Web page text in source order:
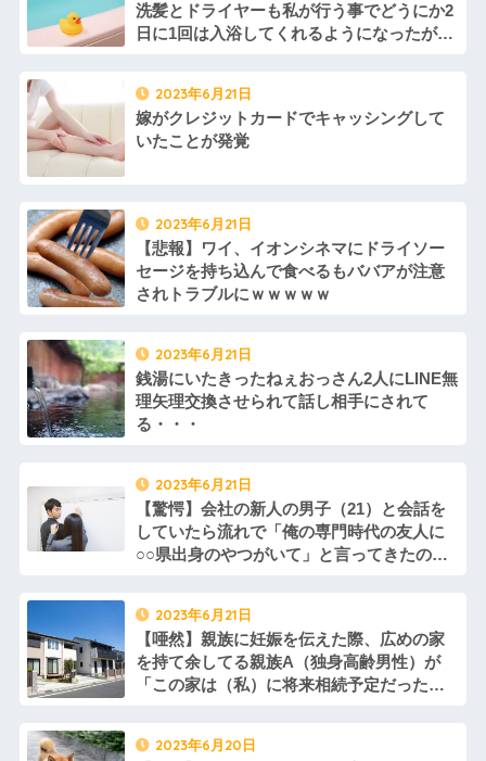
洗髪とドライヤーも私が行う事でどうにか2
日に1回は入浴してくれるようになったが、
2023年6月21日
嫁がクレジットカードでキャッシングして
いたことが発覚
2023年6月21日
【悲報】ワイ、イオンシネマにドライソー
セージを持ち込んで食べるもババアが注意
されトラブルにｗｗｗｗｗ
2023年6月21日
銭湯にいたきったねぇおっさん2人にLINE無
理矢理交換させられて話し相手にされて
る・・・
2023年6月21日
【驚愕】会社の新人の男子（21）と会話を
していたら流れで「俺の専門時代の友人に
○○県出身のやつがいて」と言ってきたので
て親しくなかったんだ」と言うと…
2023年6月21日
【唖然】親族に妊娠を伝えた際、広めの家
を持て余してる親族A（独身高齢男性）が
「この家は（私）に将来相続予定だったか
始めたんだけど
2023年6月20日